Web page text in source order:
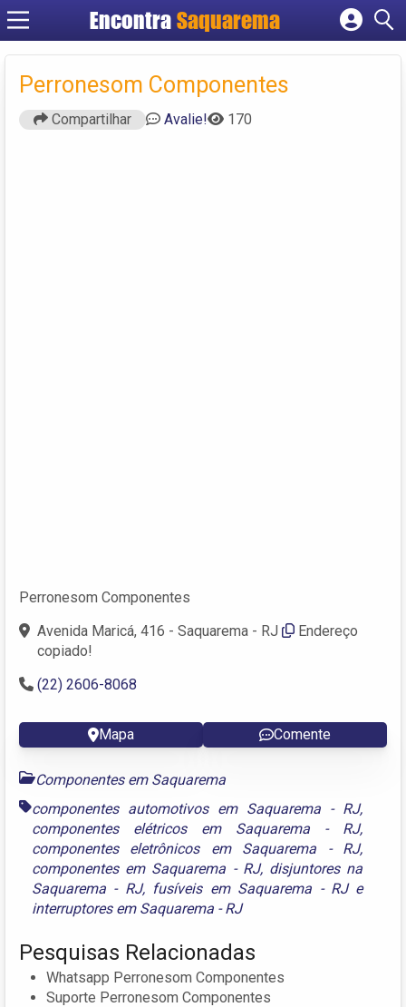
Encontra Saquarema
Cadastrar empresa
Criar conta
Perronesom Componentes
Compartilhar Avalie! 170
Perronesom Componentes
Avenida Maricá, 416 - Saquarema - RJ
Endereço
copiado!
(22) 2606-8068
Mapa Comente
Componentes em Saquarema
componentes automotivos em Saquarema - RJ,
componentes elétricos em Saquarema - RJ,
componentes eletrônicos em Saquarema - RJ,
componentes em Saquarema - RJ, disjuntores na
Saquarema - RJ, fusíveis em Saquarema - RJe
interruptores em Saquarema - RJ
Pesquisas Relacionadas
Whatsapp Perronesom Componentes
Suporte Perronesom Componentes